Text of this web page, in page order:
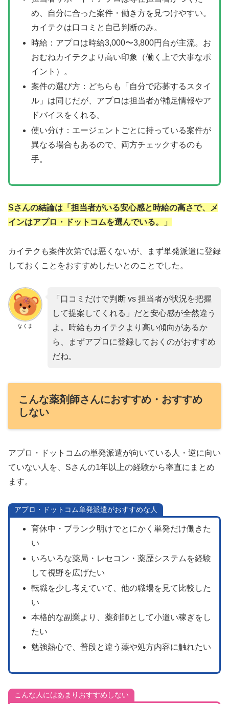
め、自分に合った案件・働き方を見つけやすい。
カイテクは口コミと自己判断のみ。
時給：アプロは時給3,000〜3,800円台が主流。お
おむねカイテクより高い印象（働く上で大事なポ
イント）。
案件の選び方：どちらも「自分で応募するスタイ
ル」は同じだが、アプロは担当者が補足情報やア
ドバイスをくれる。
使い分け：エージェントごとに持っている案件が
異なる場合もあるので、両方チェックするのも
手。
Sさんの結論は「担当者がいる安心感と時給の高さで、メ
インはアプロ・ドットコムを選んでいる。」
カイテクも案件次第では悪くないが、まず単発派遣に登録
しておくことをおすすめしたいとのことでした。
なくま
「口コミだけで判断 vs 担当者が状況を把握
して提案してくれる」だと安心感が全然違う
よ。時給もカイテクより高い傾向があるか
ら、まずアプロに登録しておくのがおすすめ
だね。
こんな薬剤師さんにおすすめ・おすすめ
しない
アプロ・ドットコムの単発派遣が向いている人・逆に向い
ていない人を、Sさんの1年以上の経験から率直にまとめ
ます。
アプロ・ドットコム単発派遣がおすすめな人
育休中・ブランク明けでとにかく単発だけ働きた
い
いろいろな薬局・レセコン・薬歴システムを経験
して視野を広げたい
転職を少し考えていて、他の職場を見て比較した
い
本格的な副業より、薬剤師として小遣い稼ぎをし
たい
勉強熱心で、普段と違う薬や処方内容に触れたい
こんな人にはあまりおすすめしない